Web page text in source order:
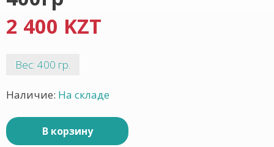
2 400 KZT
Вес: 400 гр.
Наличие: На складе
В корзину